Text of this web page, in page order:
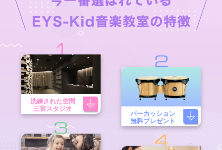
1
洗練された空間
三宮スタジオ
2
パーカッション
無料プレゼント
3
4